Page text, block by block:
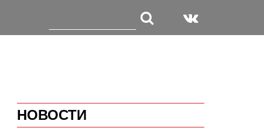
НОВОСТИ